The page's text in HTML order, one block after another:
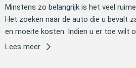
Minstens zo belangrijk is het veel
Het zoeken naar de auto die u bevalt
en moeite kosten. Indien u er toe wilt
Q5 aan te schaffen, kan Das Import u
Lees meer